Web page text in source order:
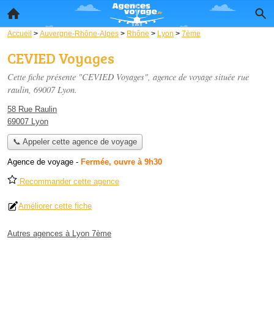
Accueil > Auvergne-Rhône-Alpes > Rhône > Lyon > 7ème
CEVIED Voyages
Cette fiche présente "CEVIED Voyages", agence de voyage située rue
raulin, 69007 Lyon.
58 Rue Raulin
69007 Lyon
📞 Appeler cette agence de voyage
Agence de voyage - Fermée, ouvre à 9h30
Recommander cette agence
Améliorer cette fiche
Autres agences à Lyon 7ème